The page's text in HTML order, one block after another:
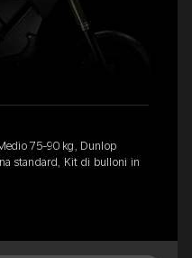
75-90 kg, Dunlop
standard, Kit di bulloni in